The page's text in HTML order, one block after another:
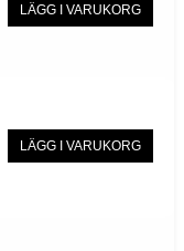
LÄGG I VARUKORG
LÄGG I VARUKORG